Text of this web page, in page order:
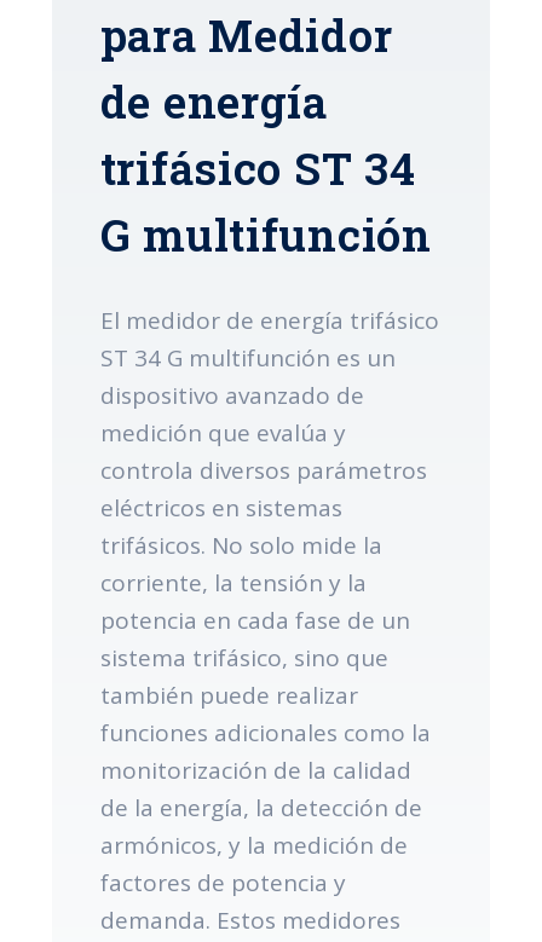
para Medidor
de energía
trifásico ST 34
G multifunción
El medidor de energía trifásico
ST 34 G multifunción es un
dispositivo avanzado de
medición que evalúa y
controla diversos parámetros
eléctricos en sistemas
trifásicos. No solo mide la
corriente, la tensión y la
potencia en cada fase de un
sistema trifásico, sino que
también puede realizar
funciones adicionales como la
monitorización de la calidad
de la energía, la detección de
armónicos, y la medición de
factores de potencia y
demanda. Estos medidores